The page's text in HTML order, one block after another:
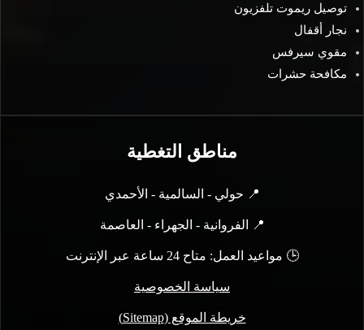
توصيل ريموت تلفزيون
نجار أقفال
مقوي سيرفس
مكافحة حشرات
مناطق التغطية
📍 حولي - السالمية - الأحمدي
📍 الفروانية - الجهراء - العاصمة
🕒 مواعيد العمل: متاح 24 ساعة عبر الإنترنت
سياسة الخصوصية
خريطة الموقع (Sitemap)